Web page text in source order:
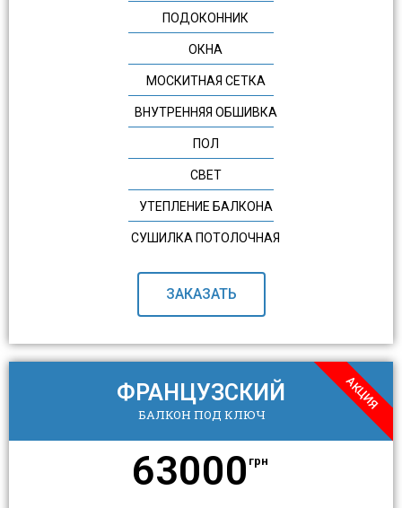
ПОДОКОННИК
ОКНА
МОСКИТНАЯ СЕТКА
ВНУТРЕННЯЯ ОБШИВКА
ПОЛ
СВЕТ
УТЕПЛЕНИЕ БАЛКОНА
СУШИЛКА ПОТОЛОЧНАЯ
ЗАКАЗАТЬ
ФРАНЦУЗСКИЙ
БАЛКОН ПОД КЛЮЧ
63000 грн
АКЦИЯ